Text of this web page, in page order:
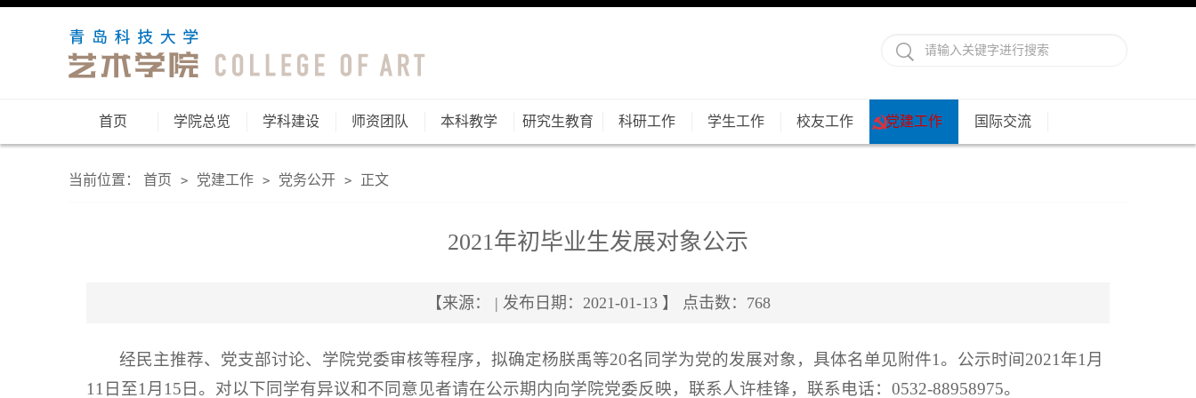
首页 学院总览 学科建设 师资团队 本科教学 研究生教育 科研工作 学生工作 校友工作 党建工作 国际交流
当前位置： 首页 > 党建工作 > 党务公开 > 正文
2021年初毕业生发展对象公示
【来源： | 发布日期：2021-01-13 】 点击数： 768
经民主推荐、党支部讨论、学院党委审核等程序，拟确定杨朕禹等20名同学为党的发展对象，具体名单见附件1。公示时间2021年1月
11日至1月15日。对以下同学有异议和不同意见者请在公示期内向学院党委反映，联系人许桂锋，联系电话：0532-88958975。